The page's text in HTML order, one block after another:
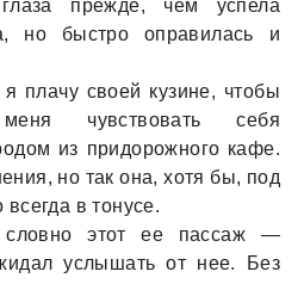
прежде, чем успела
но быстро оправилась и
плачу своей кузине, чтобы
чувствовать себя
из придорожного кафе.
но так она, хотя бы, под
в тонусе.
словно этот ее пассаж —
услышать от нее. Без